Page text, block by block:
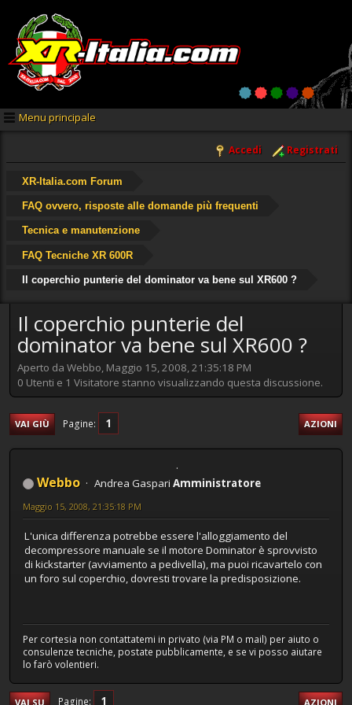
Menu principale
Accedi Registrati
XR-Italia.com Forum
FAQ ovvero, risposte alle domande più frequenti
Tecnica e manutenzione
FAQ Tecniche XR 600R
Il coperchio punterie del dominator va bene sul XR600 ?
Il coperchio punterie del
dominator va bene sul XR600 ?
Aperto da Webbo, Maggio 15, 2008, 21:35:18 PM
0 Utenti e 1 Visitatore stanno visualizzando questa discussione.
VAI GIÙ Pagine 1 AZIONI
Webbo Andrea Gaspari Amministratore
Maggio 15, 2008, 21:35:18 PM
L'unica differenza potrebbe essere l'alloggiamento del
decompressore manuale se il motore Dominator è sprovvisto
di kickstarter (avviamento a pedivella), ma puoi ricavartelo con
un foro sul coperchio, dovresti trovare la predisposizione.
Per cortesia non contattatemi in privato (via PM o mail) per aiuto o
consulenze tecniche, postate pubblicamente, e se vi posso aiutare
lo farò volentieri.
VAI SU Pagine 1 AZIONI